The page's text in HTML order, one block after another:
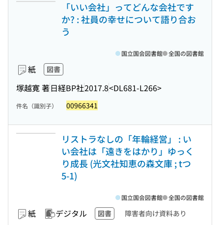
「いい会社」ってどんな会社です
か? : 社員の幸せについて語り合お
う
紙 図書
塚越寛 著日経BP社2017.8<DL681-L266>
国立国会図書館 全国の図書館
件名（識別子） 00966341
リストラなしの「年輪経営」 : い
い会社は「遠きをはかり」ゆっく
り成長 (光文社知恵の森文庫 ; tつ
5-1)
紙 デジタル 図書 障害者向け資料あり
国立国会図書館 全国の図書館